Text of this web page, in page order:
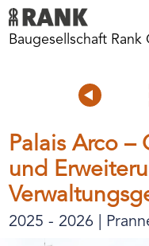
Baugesellschaft Rank
Palais Arco –
und
2025 - 2026 |